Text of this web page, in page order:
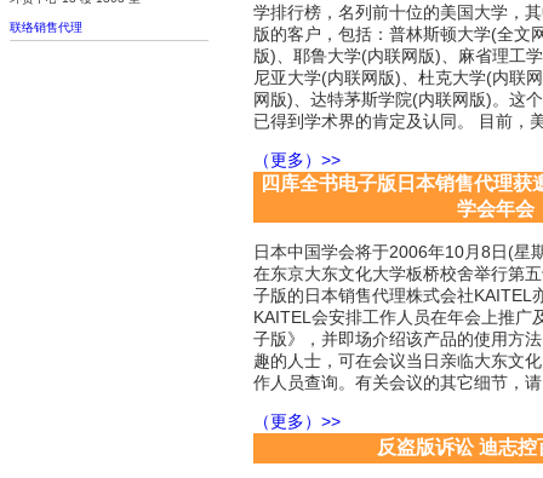
联络销售代理
学排行榜，名列前十位的美国大学，
版的客户，包括：普林斯顿大学(全文
版)、耶鲁大学(内联网版)、麻省理工
尼亚大学(内联网版)、杜克大学(内联
网版)、达特茅斯学院(内联网版)。这
已得到学术界的肯定及认同。 目前，
（更多）>>
四库全书电子版日本销售代理获
学会年会
日本中国学会将于2006年10月8日(星
在东京大东文化大学板桥校舍举行第
子版的日本销售代理株式会社KAITEL
KAITEL会安排工作人员在年会上推广
子版》，并即场介绍该产品的使用方
趣的人士，可在会议当日亲临大东文
作人员查询。有关会议的其它细节，
（更多）>>
反盗版诉讼 迪志控